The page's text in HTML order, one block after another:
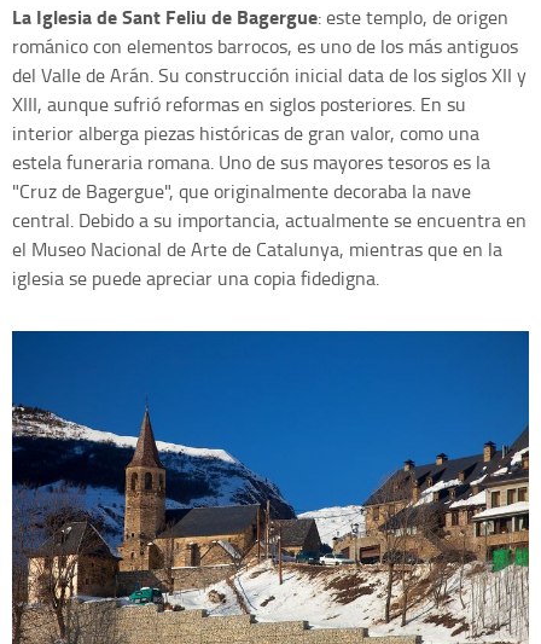
La Iglesia de Sant Feliu de Bagergue: este templo, de origen
románico con elementos barrocos, es uno de los más antiguos
del Valle de Arán. Su construcción inicial data de los siglos XII y
XIII, aunque sufrió reformas en siglos posteriores. En su
interior alberga piezas históricas de gran valor, como una
estela funeraria romana. Uno de sus mayores tesoros es la
"Cruz de Bagergue", que originalmente decoraba la nave
central. Debido a su importancia, actualmente se encuentra en
el Museo Nacional de Arte de Catalunya, mientras que en la
iglesia se puede apreciar una copia fidedigna.